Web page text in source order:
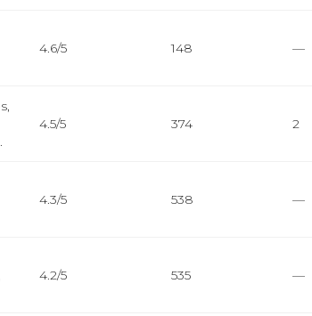
4.6/5 148 —
4.5/5 374 2
4.3/5 538 —
4.2/5 535 —